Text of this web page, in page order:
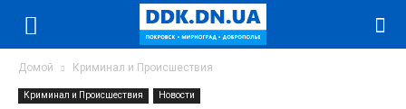
Домой Криминал и Происшествия
Криминал и Происшествия Новости